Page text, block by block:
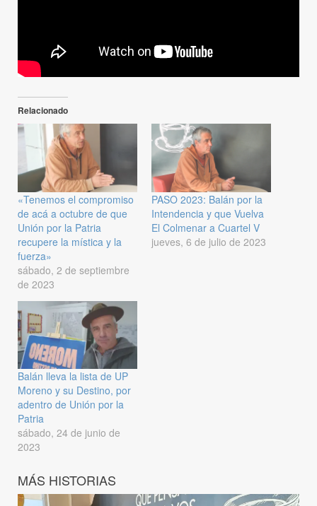
Relacionado
«Tenemos el compromiso
de acá a octubre de que
Unión por la Patria
recupere la mística y la
fuerza»
sábado, 2 de septiembre
de 2023
PASO 2023: Balán por la
Intendencia y que Vuelva
El Colmenar a Cuartel V
jueves, 6 de julio de 2023
Balán lleva la lista de UP
Moreno y su Destino, por
adentro de Unión por la
Patria
sábado, 24 de junio de
2023
MÁS HISTORIAS